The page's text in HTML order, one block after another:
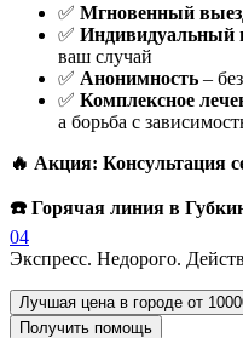
✅ Мгновенный
✅ Индивидуальный
ваш случай
✅ Анонимность –
✅ Комплексное
а борьба с
🔥 Акция:
☎️ Горячая линия в
04
Экспресс. Недорого.
Лучшая цена в городе от
Получить помощь